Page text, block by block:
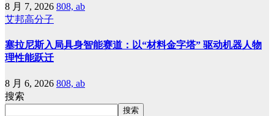
8 月 7, 2026 808, ab
艾邦高分子
塞拉尼斯入局具身智能赛道：以“材料金字塔” 驱动机器人物
理性能跃迁
8 月 6, 2026 808, ab
搜索
搜索